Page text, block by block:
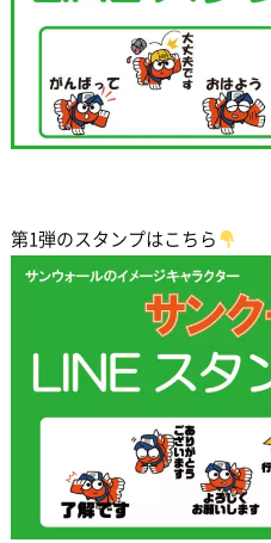
第1弾のスタンプはこちら